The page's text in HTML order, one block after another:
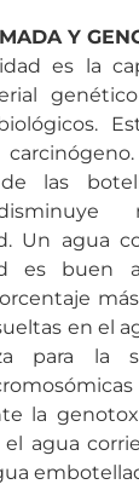
Y
es la
las
Un agua
es buen
en el
para la
la
el agua